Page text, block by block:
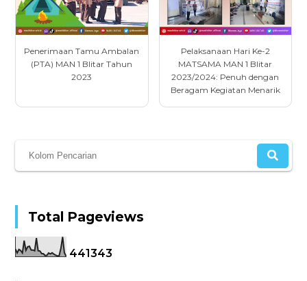
Penerimaan Tamu Ambalan
(PTA) MAN 1 Blitar Tahun
2023
Pelaksanaan Hari Ke-2
MATSAMA MAN 1 Blitar
2023/2024: Penuh dengan
Beragam Kegiatan Menarik
Total Pageviews
441343